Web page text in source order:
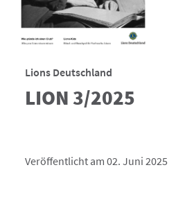
Lions Deutschland
LION 3/2025
Veröffentlicht am 02. Juni 2025